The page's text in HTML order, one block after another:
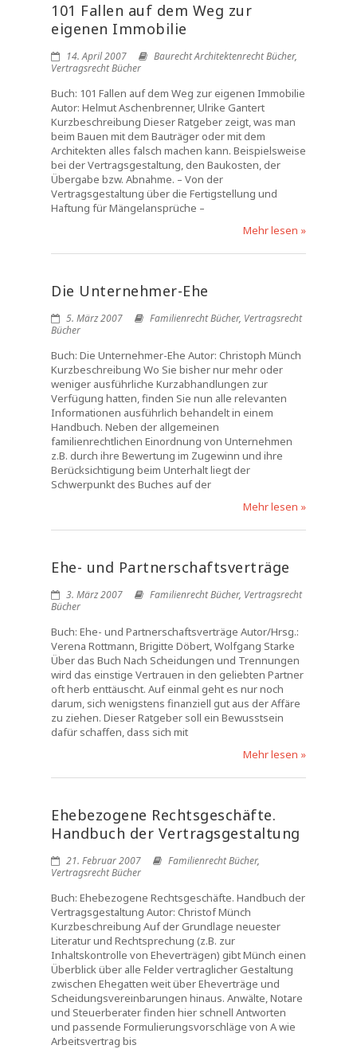
101 Fallen auf dem Weg zur
eigenen Immobilie
14. April 2007 Baurecht Architektenrecht Bücher,
Vertragsrecht Bücher
Buch: 101 Fallen auf dem Weg zur eigenen Immobilie
Autor: Helmut Aschenbrenner, Ulrike Gantert
Kurzbeschreibung Dieser Ratgeber zeigt, was man
beim Bauen mit dem Bauträger oder mit dem
Architekten alles falsch machen kann. Beispielsweise
bei der Vertragsgestaltung, den Baukosten, der
Übergabe bzw. Abnahme. – Von der
Vertragsgestaltung über die Fertigstellung und
Haftung für Mängelansprüche –
Mehr lesen »
Die Unternehmer-Ehe
5. März 2007 Familienrecht Bücher, Vertragsrecht
Bücher
Buch: Die Unternehmer-Ehe Autor: Christoph Münch
Kurzbeschreibung Wo Sie bisher nur mehr oder
weniger ausführliche Kurzabhandlungen zur
Verfügung hatten, finden Sie nun alle relevanten
Informationen ausführlich behandelt in einem
Handbuch. Neben der allgemeinen
familienrechtlichen Einordnung von Unternehmen
z.B. durch ihre Bewertung im Zugewinn und ihre
Berücksichtigung beim Unterhalt liegt der
Schwerpunkt des Buches auf der
Mehr lesen »
Ehe- und Partnerschaftsverträge
3. März 2007 Familienrecht Bücher, Vertragsrecht
Bücher
Buch: Ehe- und Partnerschaftsverträge Autor/Hrsg.:
Verena Rottmann, Brigitte Döbert, Wolfgang Starke
Über das Buch Nach Scheidungen und Trennungen
wird das einstige Vertrauen in den geliebten Partner
oft herb enttäuscht. Auf einmal geht es nur noch
darum, sich wenigstens finanziell gut aus der Affäre
zu ziehen. Dieser Ratgeber soll ein Bewusstsein
dafür schaffen, dass sich mit
Mehr lesen »
Ehebezogene Rechtsgeschäfte.
Handbuch der Vertragsgestaltung
21. Februar 2007 Familienrecht Bücher,
Vertragsrecht Bücher
Buch: Ehebezogene Rechtsgeschäfte. Handbuch der
Vertragsgestaltung Autor: Christof Münch
Kurzbeschreibung Auf der Grundlage neuester
Literatur und Rechtsprechung (z.B. zur
Inhaltskontrolle von Eheverträgen) gibt Münch einen
Überblick über alle Felder vertraglicher Gestaltung
zwischen Ehegatten weit über Eheverträge und
Scheidungsvereinbarungen hinaus. Anwälte, Notare
und Steuerberater finden hier schnell Antworten
und passende Formulierungsvorschläge von A wie
Arbeitsvertrag bis